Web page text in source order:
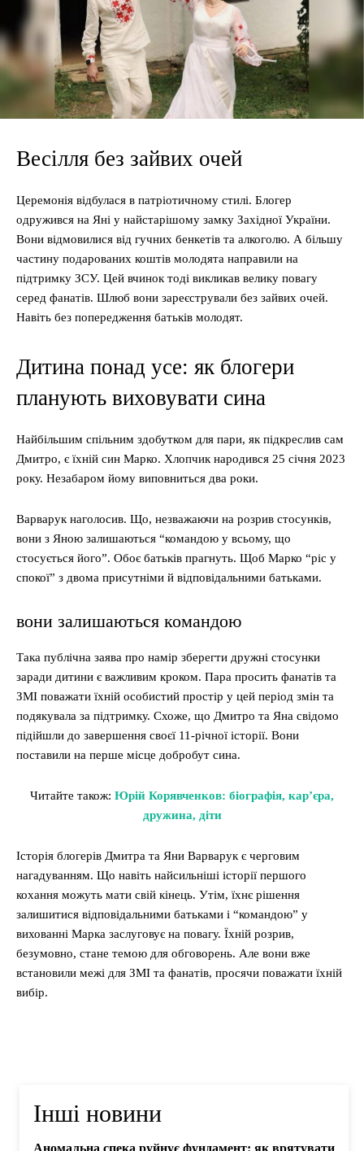
Весілля без зайвих очей
Церемонія відбулася в патріотичному стилі. Блогер
одружився на Яні у найстарішому замку Західної України.
Вони відмовилися від гучних бенкетів та алкоголю. А більшу
частину подарованих коштів молодята направили на
підтримку ЗСУ. Цей вчинок тоді викликав велику повагу
серед фанатів. Шлюб вони зареєстрували без зайвих очей.
Навіть без попередження батьків молодят.
Дитина понад усе: як блогери
планують виховувати сина
Найбільшим спільним здобутком для пари, як підкреслив сам
Дмитро, є їхній син Марко. Хлопчик народився 25 січня 2023
року. Незабаром йому виповниться два роки.
Варварук наголосив. Що, незважаючи на розрив стосунків,
вони з Яною залишаються “командою у всьому, що
стосується його”. Обоє батьків прагнуть. Щоб Марко “ріс у
спокої” з двома присутніми й відповідальними батьками.
вони залишаються командою
Така публічна заява про намір зберегти дружні стосунки
заради дитини є важливим кроком. Пара просить фанатів та
ЗМІ поважати їхній особистий простір у цей період змін та
подякувала за підтримку. Схоже, що Дмитро та Яна свідомо
підійшли до завершення своєї 11-річної історії. Вони
поставили на перше місце добробут сина.
Читайте також: Юрій Корявченков: біографія, кар’єра,
дружина, діти
Історія блогерів Дмитра та Яни Варварук є черговим
нагадуванням. Що навіть найсильніші історії першого
кохання можуть мати свій кінець. Утім, їхнє рішення
залишитися відповідальними батьками і “командою” у
вихованні Марка заслуговує на повагу. Їхній розрив,
безумовно, стане темою для обговорень. Але вони вже
встановили межі для ЗМІ та фанатів, просячи поважати їхній
вибір.
Інші новини
Аномальна спека руйнує фундамент: як врятувати